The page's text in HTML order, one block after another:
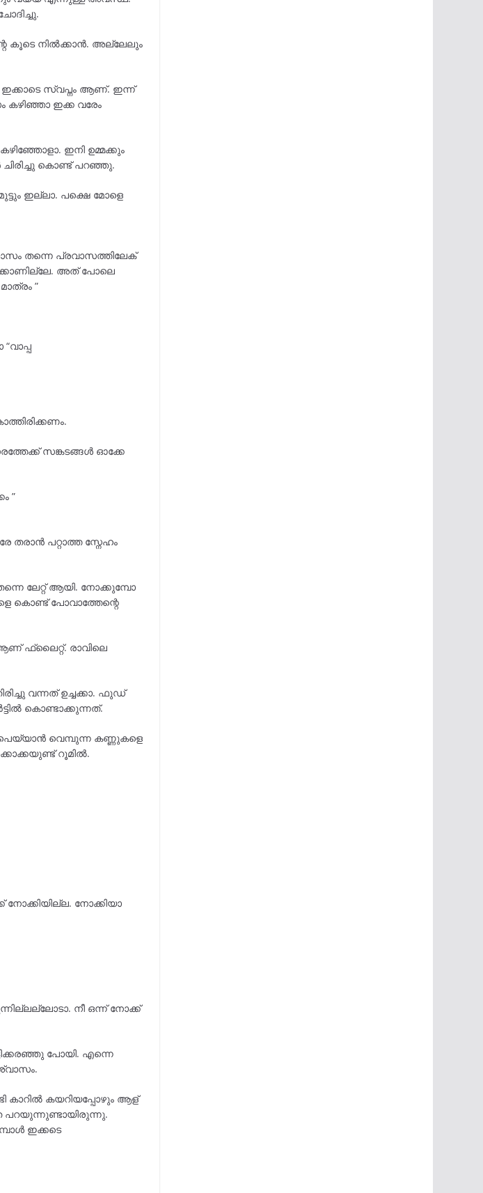
കൂടെ നിൽക്കാൻ. അല്ലേലും
ഇക്കാടെ സ്വപ്നം ആണ്. ഇന്ന്
കഴിഞ്ഞാ ഇക്ക വരേം
ഇനി ഉമ്മക്കും
ചിരിച്ചു കൊണ്ട് പറഞ്ഞു.
ഇല്ലാ. പക്ഷെ മോളെ
തന്നെ പ്രവാസത്തിലേക്
അത് പോലെ
”
സങ്കടങ്ങൾ ഓക്കേ
”
തരാൻ പറ്റാത്ത സ്നേഹം
ലേറ്റ് ആയി. നോക്കുമ്പോ
കൊണ്ട് പോവാത്തേന്റെ
ആണ് ഫ്ലൈറ്റ്. രാവിലെ
വന്നത് ഉച്ചക്കാ. ഫുഡ്
കൊണ്ടാക്കുന്നത്.
വെമ്പുന്ന കണ്ണുകളെ
റൂമിൽ.
നോക്കിയില്ല. നോക്കിയാ
നീ ഒന്ന് നോക്ക്
പോയി. എന്നെ
കാറിൽ കയറിയപ്പോഴും ആള്
പറയുന്നുണ്ടായിരുന്നു.
ഇക്കടെ